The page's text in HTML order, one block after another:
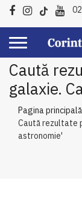
Caută
galaxie.
Pagina principală
Caută rezultate
astronomie'